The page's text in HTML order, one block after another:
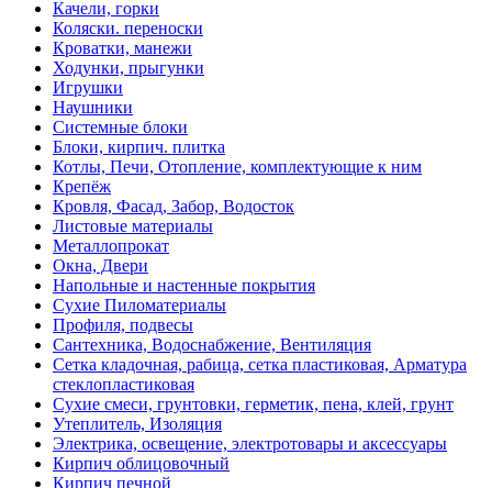
Качели, горки
Коляски. переноски
Кроватки, манежи
Ходунки, прыгунки
Игрушки
Наушники
Системные блоки
Блоки, кирпич. плитка
Котлы, Печи, Отопление, комплектующие к ним
Крепёж
Кровля, Фасад, Забор, Водосток
Листовые материалы
Металлопрокат
Окна, Двери
Напольные и настенные покрытия
Сухие Пиломатериалы
Профиля, подвесы
Сантехника, Водоснабжение, Вентиляция
Сетка кладочная, рабица, сетка пластиковая, Арматура
стеклопластиковая
Сухие смеси, грунтовки, герметик, пена, клей, грунт
Утеплитель, Изоляция
Электрика, освещение, электротовары и аксессуары
Кирпич облицовочный
Кирпич печной